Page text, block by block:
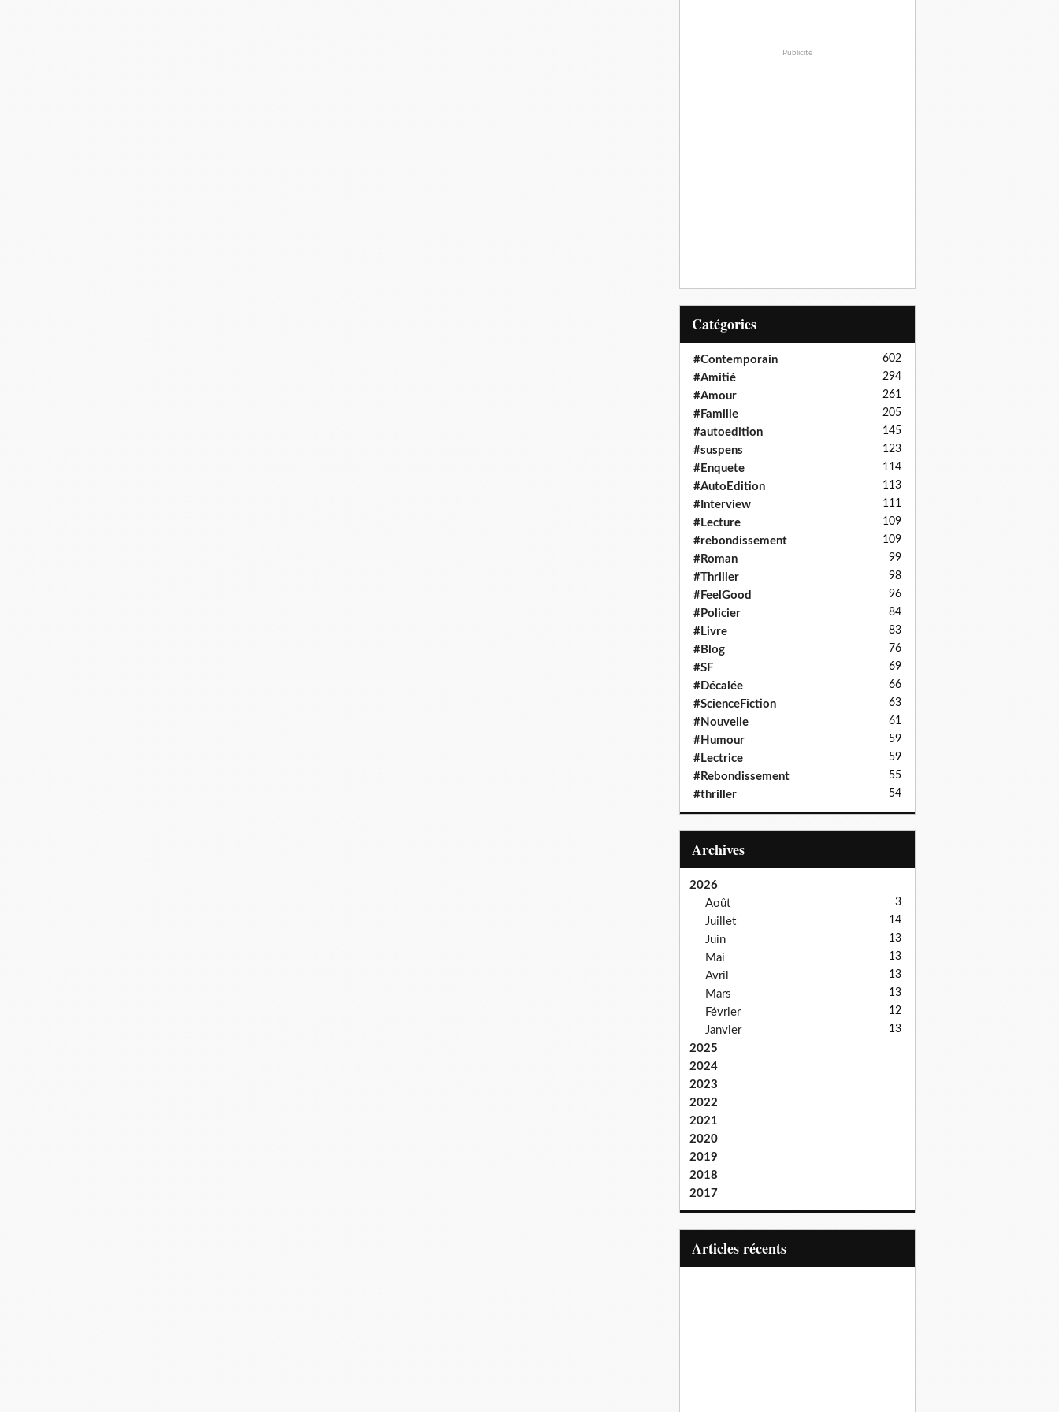
Publicité
Catégories
#Contemporain 602
#Amitié 294
#Amour 261
#Famille 205
#autoedition 145
#suspens 123
#Enquete 114
#AutoEdition 113
#Interview 111
#Lecture 109
#rebondissement 109
#Roman 99
#Thriller 98
#FeelGood 96
#Policier 84
#Livre 83
#Blog 76
#SF 69
#Décalée 66
#ScienceFiction 63
#Nouvelle 61
#Humour 59
#Lectrice 59
#Rebondissement 55
#thriller 54
Archives
2026
Août
3
Juillet 14
Juin 13
Mai 13
Avril 13
Mars 13
Février 12
Janvier 13
2025
2024
2023
2022
2021
2020
2019
2018
2017
articles récents